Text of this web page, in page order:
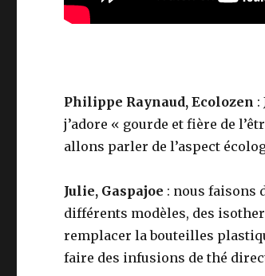
Philippe Raynaud, Ecolozen :
j’adore « gourde et fière de
allons parler de l’aspect
Julie, Gaspajoe : nous faisons
différents modèles, des
remplacer la bouteilles
faire des infusions de thé